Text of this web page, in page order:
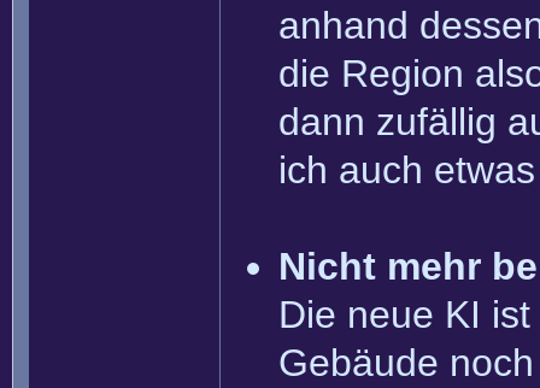
anhand
die Region
dann zufällig
ich auch
Nicht mehr
Die neue KI
Gebäude